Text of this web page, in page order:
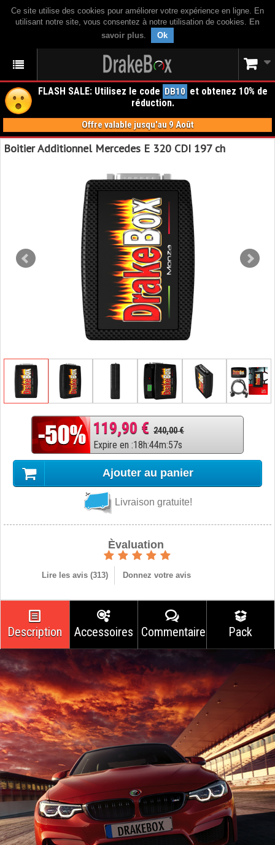
Ce site utilise des cookies pour améliorer votre expérience en ligne. En
utilisant notre site, vous consentez à notre utilisation de cookies. En
savoir plus. Ok
FLASH SALE: Utilisez le code DB10 et obtenez 10% de
réduction.
Offre valable jusqu'au 9 Août
Boitier Additionnel Mercedes E 320 CDI 197 ch
119,90 € 240,00 €
Expire en :18h:44m:56s
Ajouter au panier
Livraison gratuite!
Èvaluation
Lire les avis (313) Donnez votre avis
Description Accessoires Commentaires Pack